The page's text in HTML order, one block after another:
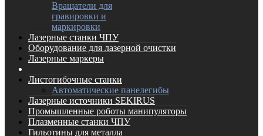
Вращатели для
гравировки и
маркировки
Лазерные станки ЧПУ
Оборудование для лазерной очистки
Лазерные маркеры
Листогибочные станки
Автоматические панелегибы
Лазерные источники SEKIRUS
Промышленные роботы манипуляторы
Плазменные станки ЧПУ
Гильотины для металла